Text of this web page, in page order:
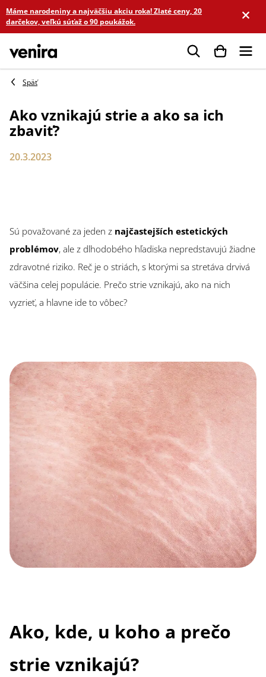
Prejsť
na
obsah
Máme narodeniny a najväčšiu akciu roka! Zlaté ceny, 20
darčekov, veľkú súťaž o 90 poukážok.
Hľadať
Ako vznikajú strie a ako sa ich
zbaviť?
20.3.2023
Sú považované za jeden z najčastejších estetických
problémov, ale z dlhodobého hľadiska nepredstavujú žiadne
zdravotné riziko. Reč je o striách, s ktorými sa stretáva drvivá
väčšina celej populácie. Prečo strie vznikajú, ako na nich
vyzrieť, a hlavne ide to vôbec?
Ako, kde, u koho a prečo
strie vznikajú?